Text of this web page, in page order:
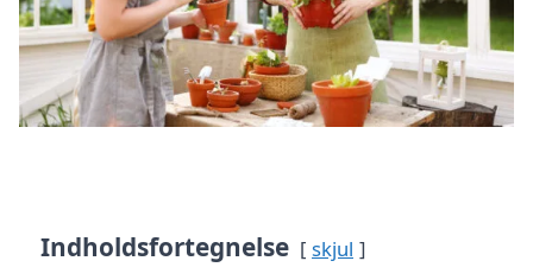
Indholdsfortegnelse skjul